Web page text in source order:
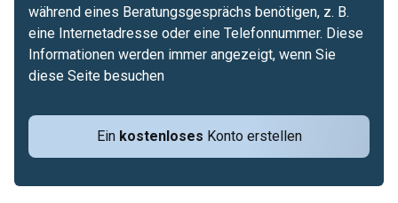
Ein kostenloses Konto erstellen
während eines Beratungsgesprächs benötigen, z. B.
eine Internetadresse oder eine Telefonnummer. Diese
Informationen werden immer angezeigt, wenn Sie
diese Seite besuchen